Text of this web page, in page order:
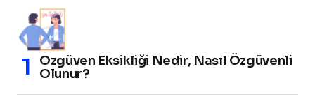
Özgüven Eksikliği Nedir, Nasıl Özgüvenli
Olunur?